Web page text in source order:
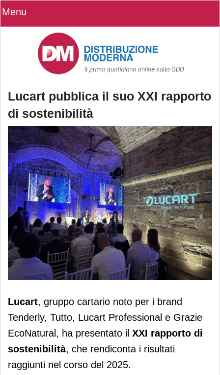
Menu
Lucart pubblica il suo XXI rapporto
di sostenibilità
Lucart pubblica il suo XXI rapporto di
sostenibilità
Lucart, gruppo cartario noto per i brand
Tenderly, Tutto, Lucart Professional e Grazie
EcoNatural, ha presentato il XXI rapporto di
sostenibilità, che rendiconta i risultati
raggiunti nel corso del 2025.